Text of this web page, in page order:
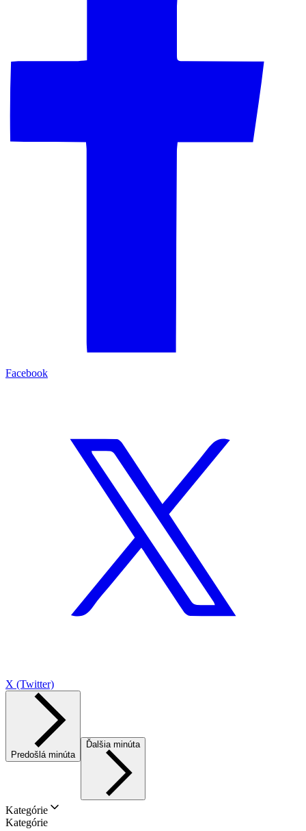
Facebook
X (Twitter)
Predošlá minúta
Ďalšia minúta
Kategórie
Kategórie